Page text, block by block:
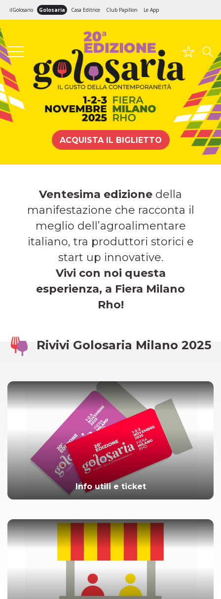
ilGolosario Golosaria Casa Editrice Club Papillon Le App
Golosaria Milano 2025
Milano 2025
ACQUISTA IL BIGLIETTO
Ventesima edizione della
manifestazione che racconta il
meglio dell’agroalimentare
italiano, tra produttori storici e
start up innovative.
Vivi con noi questa
esperienza, a Fiera Milano
Rho!
Rivivi Golosaria Milano 2025
Info utili e ticket